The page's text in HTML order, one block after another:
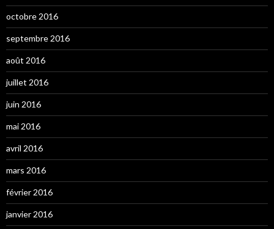
octobre 2016
septembre 2016
août 2016
juillet 2016
juin 2016
mai 2016
avril 2016
mars 2016
février 2016
janvier 2016